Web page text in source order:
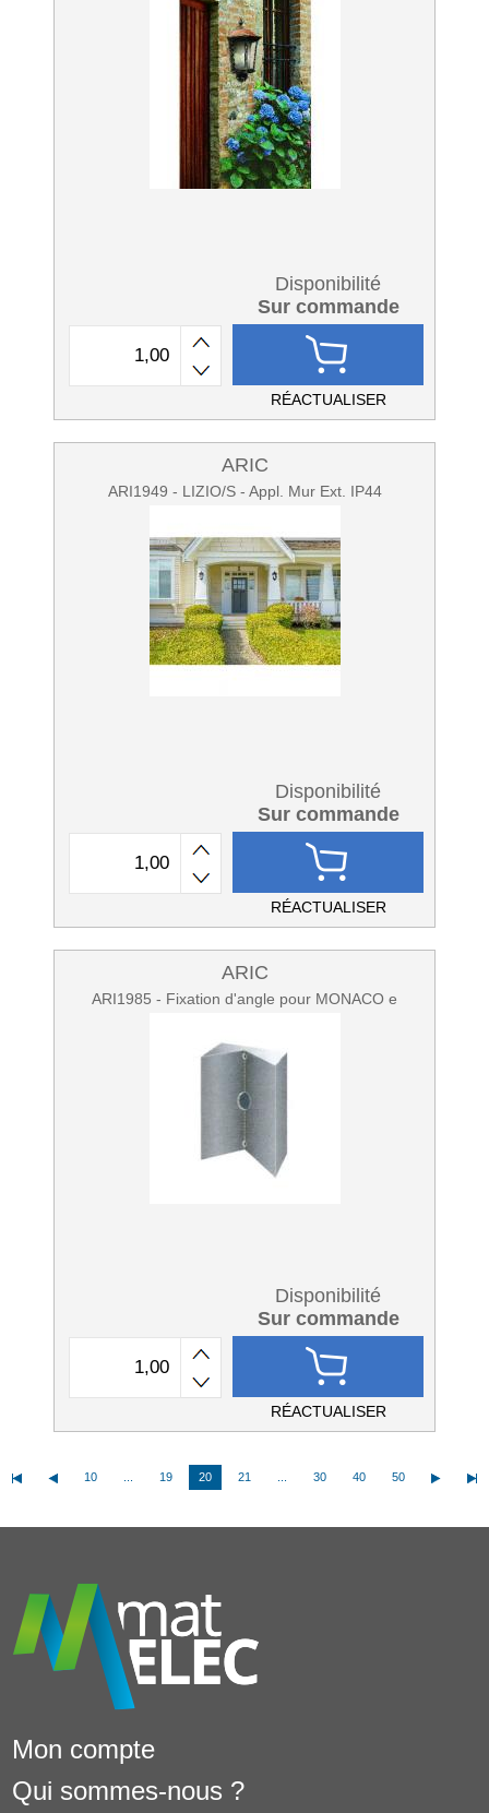
Disponibilité
Sur commande
RÉACTUALISER
ARIC
ARI1949 - LIZIO/S - Appl. Mur Ext. IP44
Disponibilité
Sur commande
RÉACTUALISER
ARIC
ARI1985 - Fixation d'angle pour MONACO e
Disponibilité
Sur commande
RÉACTUALISER
10 19 20 21 30 40 50
Mon compte
Qui sommes-nous ?